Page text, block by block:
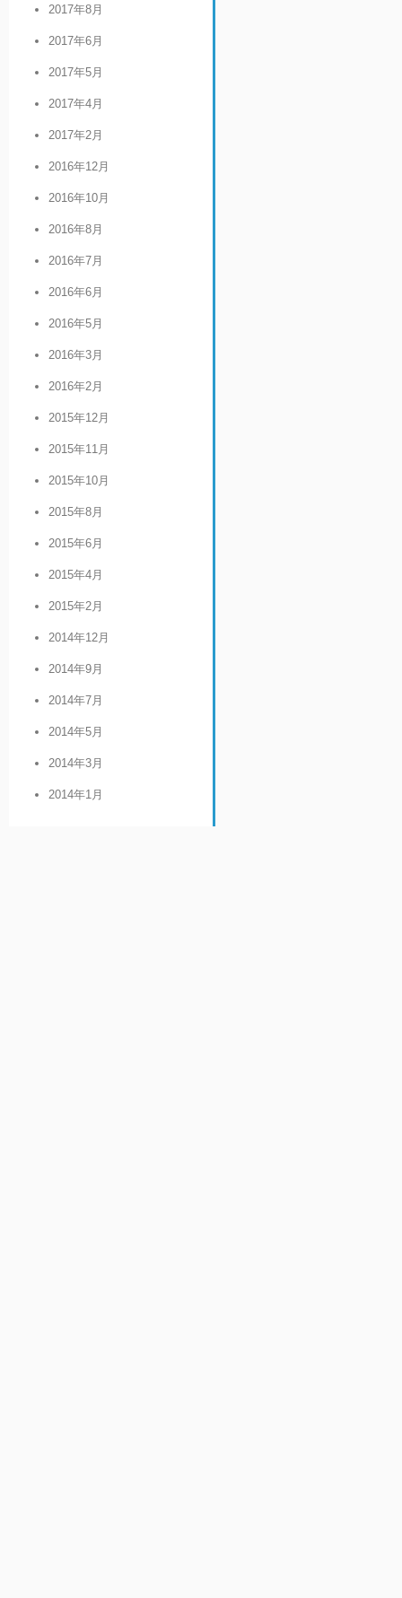
2017年8月
2017年6月
2017年5月
2017年4月
2017年2月
2016年12月
2016年10月
2016年8月
2016年7月
2016年6月
2016年5月
2016年3月
2016年2月
2015年12月
2015年11月
2015年10月
2015年8月
2015年6月
2015年4月
2015年2月
2014年12月
2014年9月
2014年7月
2014年5月
2014年3月
2014年1月